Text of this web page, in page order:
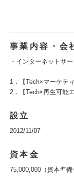
事業内容・会
・インターネットサ
1．【Tech×マーケテ
2．【Tech×再生可能
設立
2012/11/07
資本金
75,000,000（資本準備